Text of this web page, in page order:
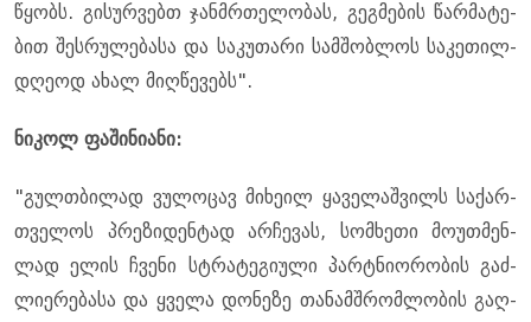
წყობს. გი­სურ­ვებთ ჯან­მრთე­ლო­ბას, გეგ­მე­ბის წარ­მა­ტე­
ბით შეს­რუ­ლე­ბა­სა და სა­კუ­თა­რი სამ­შობ­ლოს სა­კე­თილ­
დღე­ოდ ახალ მიღ­წე­ვებს".
ნი­კოლ ფა­ში­ნი­ა­ნი:
"გულ­თბი­ლად ვუ­ლო­ცავ მი­ხე­ილ ყა­ვე­ლაშ­ვილს სა­ქარ­
თვე­ლოს პრე­ზი­დენ­ტად არ­ჩე­ვას, სომ­ხე­თი მო­უთ­მენ­
ლად ელის ჩვე­ნი სტრა­ტე­გი­უ­ლი პარტნი­ო­რო­ბის გაძ­
ლი­ე­რე­ბა­სა და ყვე­ლა დო­ნე­ზე თა­ნამ­შრომ­ლო­ბის გაღ­